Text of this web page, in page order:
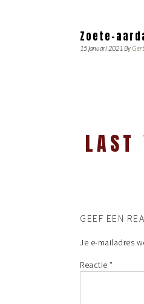
Zoete-
15 januari 2021 By
LAST
GEEF EEN
Je e-mailadres
Reactie *